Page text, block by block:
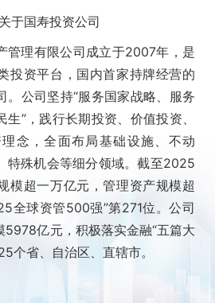
国寿投资公司
理有限公司成立于2007年，是
投资平台，国内首家持牌经营的
。公司坚持“服务国家战略、服务
”，践行长期投资、价值投资、
念，全面布局基础设施、不动
特殊机会等细分领域。截至2025
模超一万亿元，管理资产规模超
全球资管500强”第271位。公司
5978亿元，积极落实金融“五篇大
个省、自治区、直辖市。